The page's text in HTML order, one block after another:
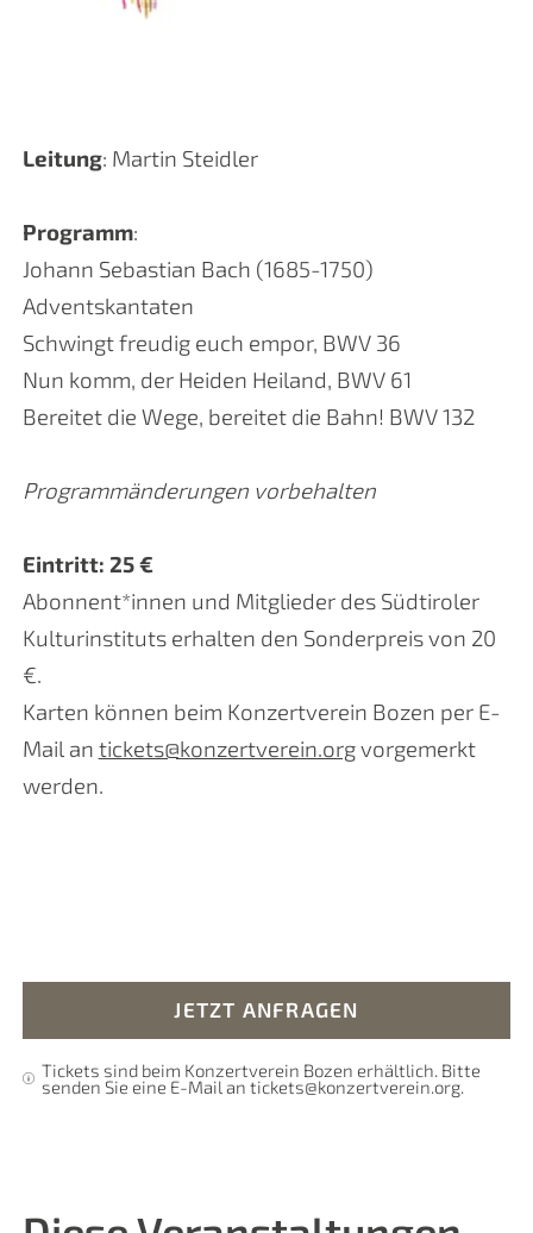
Leitung: Martin Steidler
Programm:
Johann Sebastian Bach (1685-1750)
Adventskantaten
Schwingt freudig euch empor, BWV 36
Nun komm, der Heiden Heiland, BWV 61
Bereitet die Wege, bereitet die Bahn! BWV 132
Programmänderungen vorbehalten
Eintritt: 25 €
Abonnent*innen und Mitglieder des Südtiroler
Kulturinstituts erhalten den Sonderpreis von 20
€.
Karten können beim Konzertverein Bozen per E-
Mail an tickets@konzertverein.orgvorgemerkt
werden.
JETZT ANFRAGEN
Tickets sind beim Konzertverein Bozen erhältlich. Bitte
senden Sie eine E-Mail an tickets@konzertverein.org.